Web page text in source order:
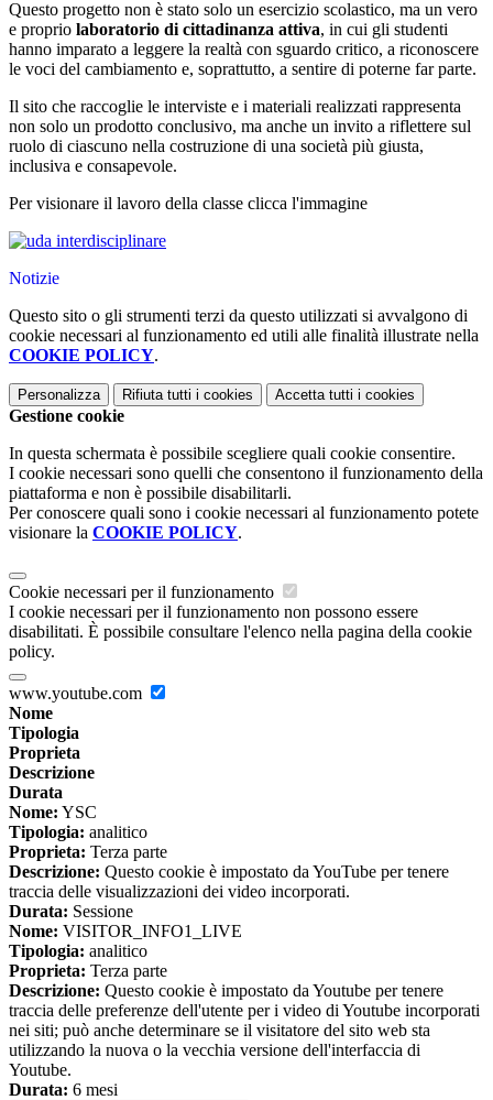
Questo progetto non è stato solo un esercizio scolastico, ma un vero
e proprio laboratorio di cittadinanza attiva, in cui gli studenti
hanno imparato a leggere la realtà con sguardo critico, a riconoscere
le voci del cambiamento e, soprattutto, a sentire di poterne far parte.
Il sito che raccoglie le interviste e i materiali realizzati rappresenta
non solo un prodotto conclusivo, ma anche un invito a riflettere sul
ruolo di ciascuno nella costruzione di una società più giusta,
inclusiva e consapevole.
Per visionare il lavoro della classe clicca l'immagine
Notizie
Questo sito o gli strumenti terzi da questo utilizzati si avvalgono di
cookie necessari al funzionamento ed utili alle finalità illustrate nella
COOKIE POLICY.
Personalizza Rifiuta tutti i cookies Accetta tutti i cookies
Gestione cookie
In questa schermata è possibile scegliere quali cookie consentire.
I cookie necessari sono quelli che consentono il funzionamento della
piattaforma e non è possibile disabilitarli.
Per conoscere quali sono i cookie necessari al funzionamento potete
visionare la COOKIE POLICY.
Cookie necessari per il funzionamento
I cookie necessari per il funzionamento non possono essere
disabilitati. È possibile consultare l'elenco nella pagina della cookie
policy.
www.youtube.com
Nome
Tipologia
Proprieta
Descrizione
Durata
Nome: YSC
Tipologia: analitico
Proprieta: Terza parte
Descrizione: Questo cookie è impostato da YouTube per tenere
traccia delle visualizzazioni dei video incorporati.
Durata: Sessione
Nome: VISITOR_INFO1_LIVE
Tipologia: analitico
Proprieta: Terza parte
Descrizione: Questo cookie è impostato da Youtube per tenere
traccia delle preferenze dell'utente per i video di Youtube incorporati
nei siti; può anche determinare se il visitatore del sito web sta
utilizzando la nuova o la vecchia versione dell'interfaccia di
Youtube.
Durata: 6 mesi